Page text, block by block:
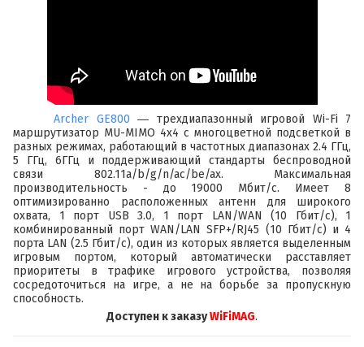
Archer GE800 ― трехдиапазонный игровой Wi-Fi 7
маршрутизатор MU-MIMO 4х4 с многоцветной подсветкой в
разных режимах, работающий в частотных диапазонах 2.4 ГГц,
5 ГГц, 6ГГц и поддерживающий стандарты беспроводной
связи 802.11a/b/g/n/ac/be/ax. Максимальная
производительность - до 19000 Мбит/с. Имеет 8
оптимизированно расположенных антенн для широкого
охвата, 1 порт USB 3.0, 1 порт LAN/WAN (10 Гбит/с), 1
комбинированный порт WAN/LAN SFP+/RJ45 (10 Гбит/с) и 4
порта LAN (2.5 Гбит/с), один из которых является выделенным
игровым портом, который автоматически расставляет
приоритеты в трафике игрового устройства, позволяя
сосредоточиться на игре, а не на борьбе за пропускную
способность.
Доступен к заказуWiFiMAG.